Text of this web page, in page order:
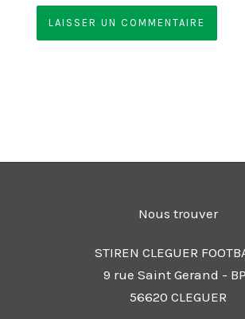
Nous trouver
STIREN CLEGUER
9 rue Saint Gerand -
56620 CLEGUER